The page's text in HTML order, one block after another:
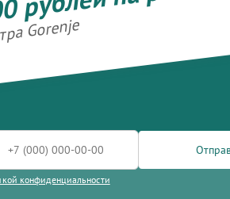
Gorenje
конфиденциальности